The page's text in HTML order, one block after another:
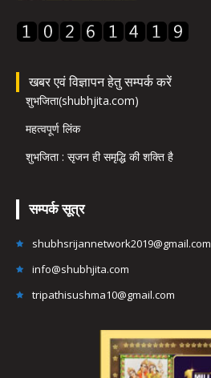
खबर एवं विज्ञापन हेतु सम्पर्क करें
शुभजिता(shubhjita.com)
महत्वपूर्ण लिंक
शुभजिता : सृजन ही समृद्धि की शक्ति है
सम्पर्क सूत्र
shubhsrijannetwork2019@gmail.com
info@shubhjita.com
tripathisushma10@gmail.com